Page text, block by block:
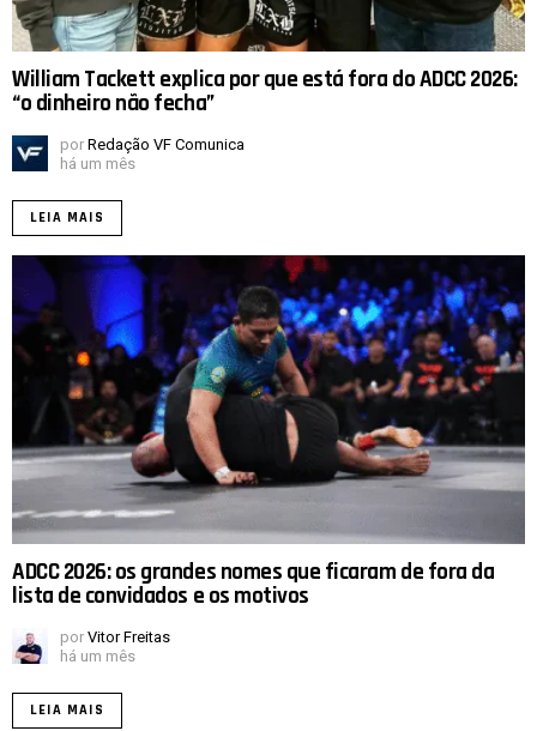
William Tackett explica por que está fora do ADCC 2026:
“o dinheiro não fecha”
por Redação VF Comunica
há um mês
LEIA MAIS
ADCC 2026: os grandes nomes que ficaram de fora da
lista de convidados e os motivos
por Vitor Freitas
há um mês
LEIA MAIS